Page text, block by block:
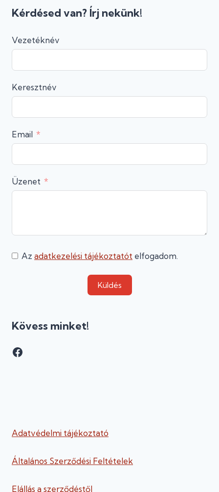
Kérdésed van? Írj nekünk!
Vezetéknév
Keresztnév
Email
Üzenet
Az adatkezelési tájékoztatót elfogadom.
Küldés
Kövess minket!
Facebook
Adatvédelmi tájékoztató
Általános Szerződési Feltételek
Elállás a szerződéstől